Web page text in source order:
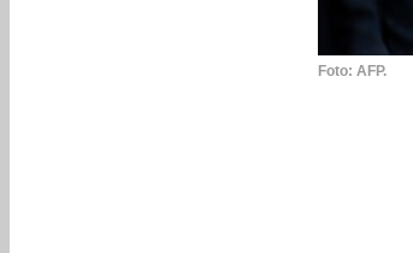
Foto: AFP.